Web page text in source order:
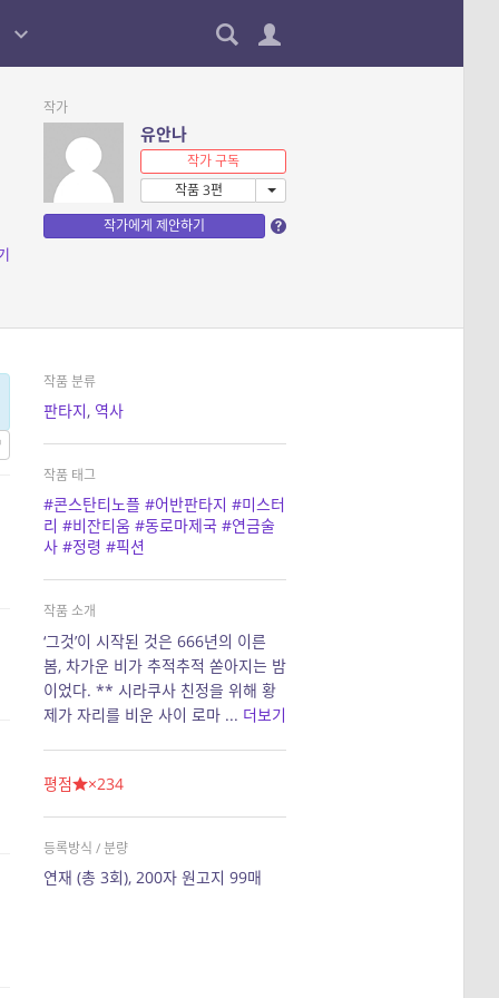
작가
유안나
작가 구독
작품 3편
작가에게 제안하기
작품 분류
판타지, 역사
작품 태그
#콘스탄티노플 #어반판타지 #미스터
리 #비잔티움 #동로마제국 #연금술
사 #정령 #픽션
작품 소개
‘그것’이 시작된 것은 666년의 이른
봄, 차가운 비가 추적추적 쏟아지는 밤
이었다. ** 시라쿠사 친정을 위해 황
제가 자리를 비운 사이 로마 ... 더보기
평점 ×234
등록방식 / 분량
연재 (총 3회), 200자 원고지 99매